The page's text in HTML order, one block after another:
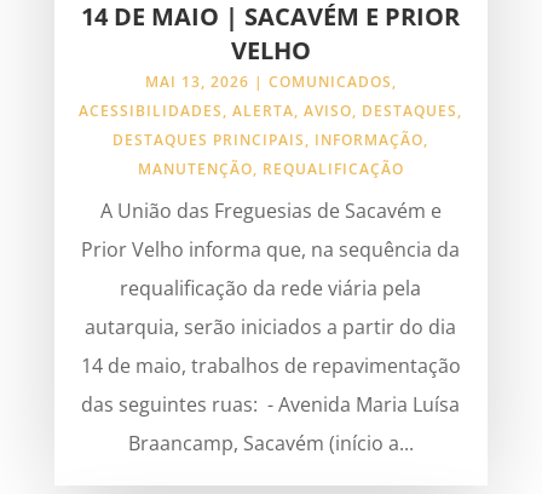
14 DE MAIO | SACAVÉM E PRIOR
VELHO
MAI 13, 2026 | COMUNICADOS,
ACESSIBILIDADES,ALERTA,AVISO, DESTAQUES,
DESTAQUES PRINCIPAIS, INFORMAÇÃO,
MANUTENÇÃO, REQUALIFICAÇÃO
A União das Freguesias de Sacavém e
Prior Velho informa que, na sequência da
requalificação da rede viária pela
autarquia, serão iniciados a partir do dia
14 de maio, trabalhos de repavimentação
das seguintes ruas: - Avenida Maria Luísa
Braancamp, Sacavém (início a...